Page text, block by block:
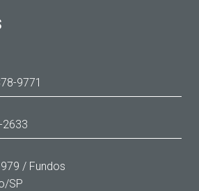
9771
2633
/ Fundos
SP